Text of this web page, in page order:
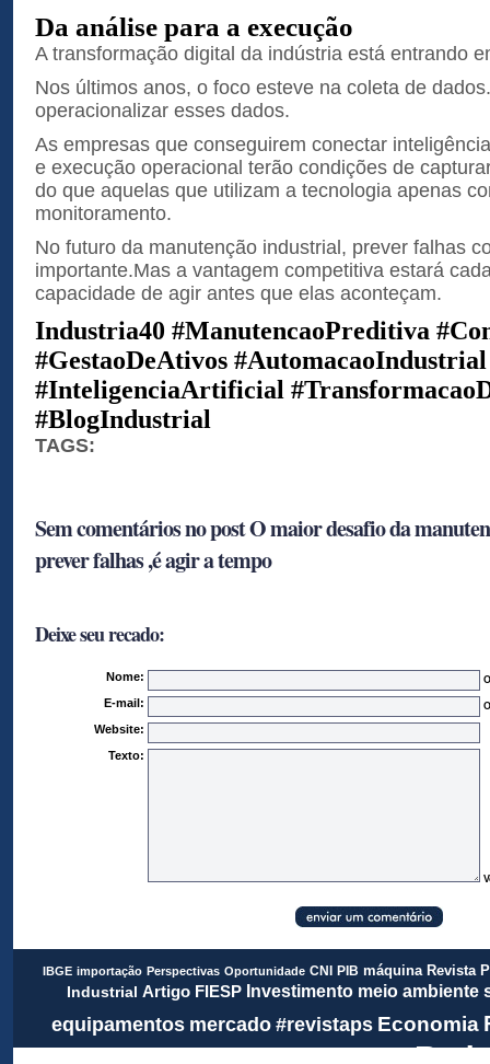
Da análise para a execução
A transformação digital da indústria está entrando
Nos últimos anos, o foco esteve na coleta de
operacionalizar esses dados.
As empresas que conseguirem conectar
e execução operacional terão condições de
do que aquelas que utilizam a tecnologia apenas
monitoramento.
No futuro da manutenção industrial, prever falhas
importante.Mas a vantagem competitiva estará
capacidade de agir antes que elas aconteçam.
Industria40 #ManutencaoPreditiva
#GestaoDeAtivos #AutomacaoIndustrial
#InteligenciaArtificial
#BlogIndustrial
TAGS:
Sem comentários no post O maior desafio da
prever falhas ,é agir a tempo
Deixe seu recado:
Nome:
E-mail:
Website:
Texto:
IBGE importação Perspectivas Oportunidade CNI PIB máquina Revista
Industrial Artigo FIESP Investimento meio ambiente
equipamentos mercado #revistaps Economia